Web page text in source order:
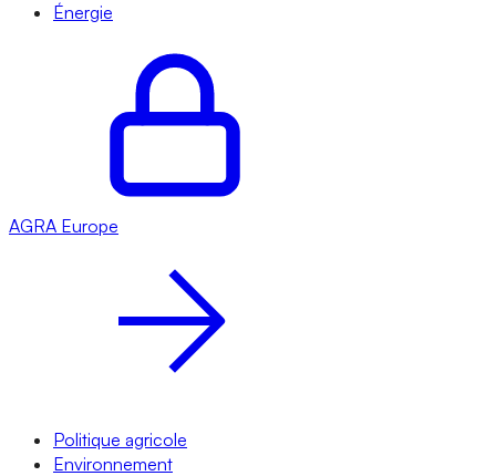
Énergie
AGRA Europe
Politique agricole
Environnement